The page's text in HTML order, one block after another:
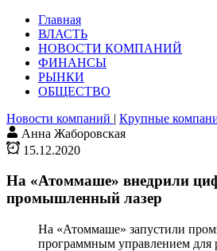
Главная
ВЛАСТЬ
НОВОСТИ КОМПАНИЙ
ФИНАНСЫ
РЫНКИ
ОБЩЕСТВО
Новости компаний | Крупные
Анна Жаборовская
15.12.2020
На «Атоммаше» внедрили
промышленный лазер
На «Атоммаше» запустили
программным управлением для